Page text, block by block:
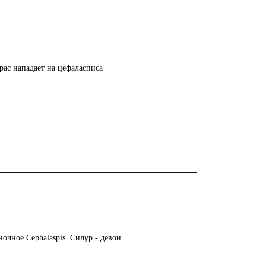
нападает на цефаласписа
Cephalaspis. Силур - девон.